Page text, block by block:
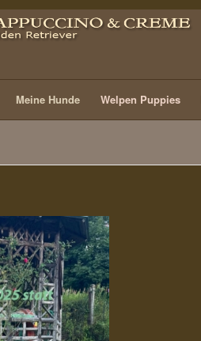
Meine Hunde Welpen Puppies